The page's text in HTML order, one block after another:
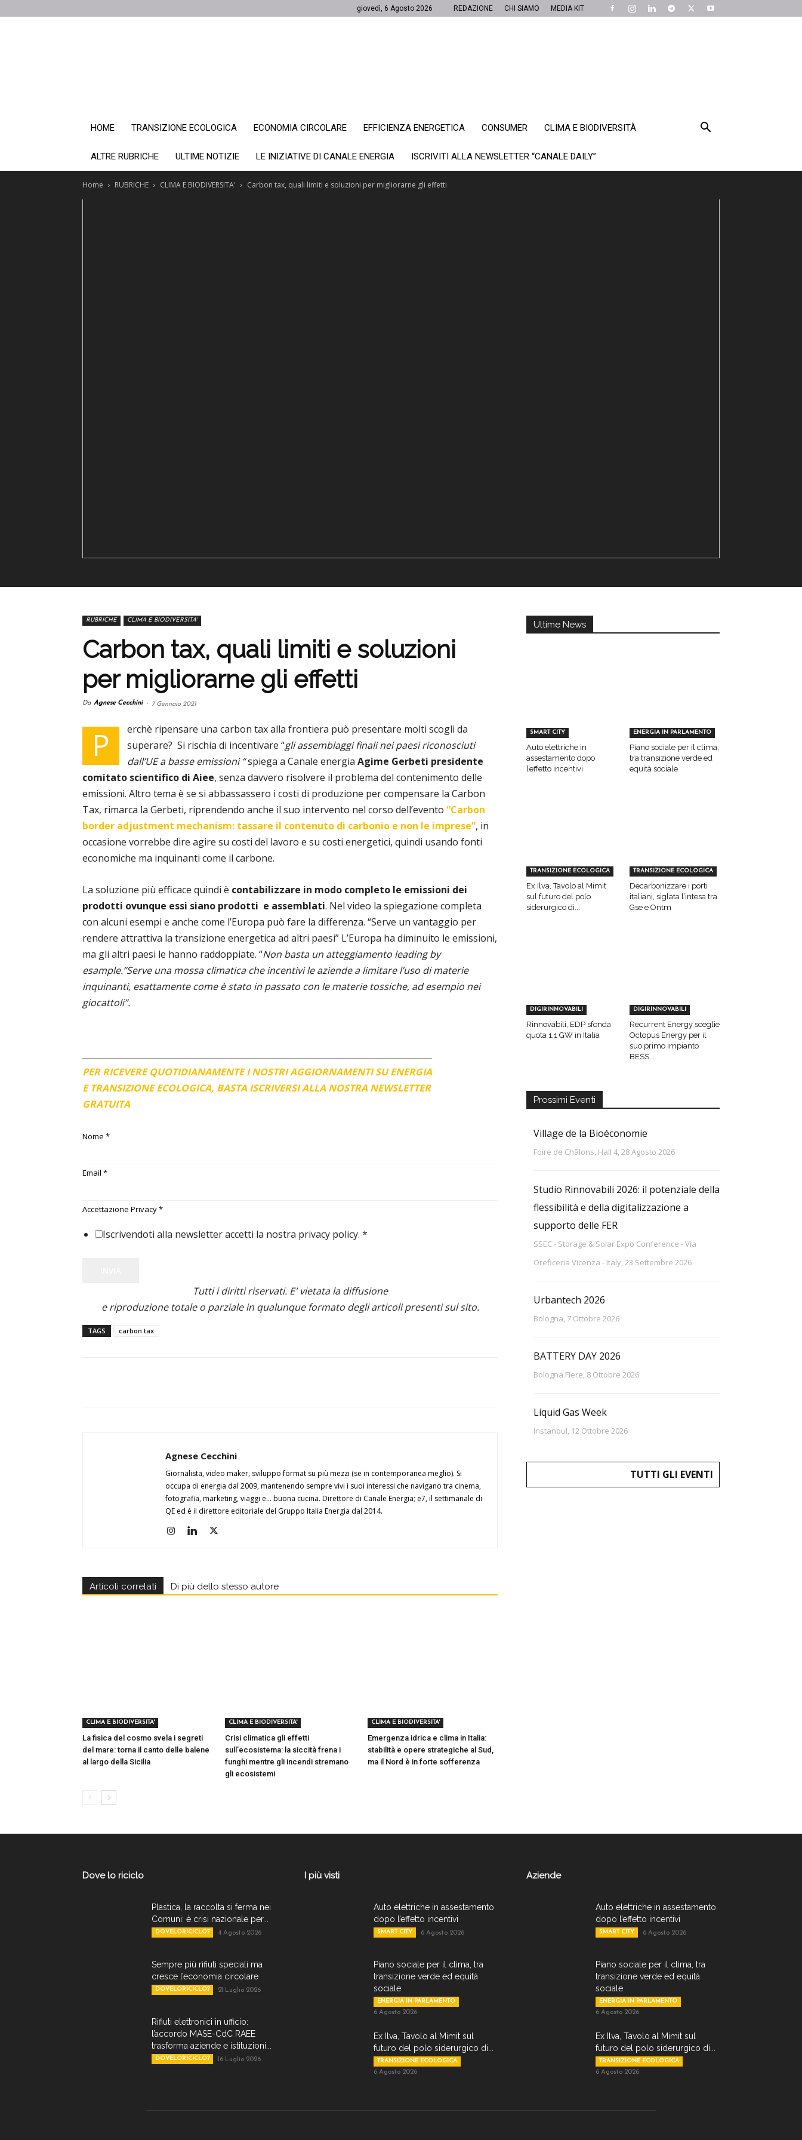
giovedì, 6 Agosto 2026 REDAZIONE CHI SIAMO MEDIA KIT
HOME TRANSIZIONE ECOLOGICA ECONOMIA CIRCOLARE EFFICIENZA ENERGETICA CONSUMER CLIMA E BIODIVERSITÀ
ALTRE RUBRICHE ULTIME NOTIZIE LE INIZIATIVE DI CANALE ENERGIA ISCRIVITI ALLA NEWSLETTER “CANALE DAILY”
Home RUBRICHE CLIMA E BIODIVERSITA' Carbon tax, quali limiti e soluzioni per migliorarne gli effetti
RUBRICHE CLIMA E BIODIVERSITA'
Carbon tax, quali limiti e soluzioni
per migliorarne gli effetti
Da Agnese Cecchini - 7 Gennaio 2021
P
erchè ripensare una carbon tax alla frontiera può presentare molti scogli da
superare? Si rischia di incentivare “gli assemblaggi finali nei paesi riconosciuti
dall’UE a basse emissioni “spiega a Canale energia Agime Gerbeti presidente
comitato scientifico di Aiee, senza davvero risolvere il problema del contenimento delle
emissioni. Altro tema è se si abbassassero i costi di produzione per compensare la Carbon
Tax, rimarca la Gerbeti, riprendendo anche il suo intervento nel corso dell’evento “Carbon
border adjustment mechanism: tassare il contenuto di carbonio e non le imprese”, in
occasione vorrebbe dire agire su costi del lavoro e su costi energetici, quindi usando fonti
economiche ma inquinanti come il carbone.
La soluzione più efficace quindi è contabilizzare in modo completo le emissioni dei
prodotti ovunque essi siano prodotti e assemblati. Nel video la spiegazione completa
con alcuni esempi e anche come l’Europa può fare la differenza. “Serve un vantaggio per
rendere attrattiva la transizione energetica ad altri paesi” L’Europa ha diminuito le emissioni,
ma gli altri paesi le hanno raddoppiate. “Non basta un atteggiamento leading by
esample.”Serve una mossa climatica che incentivi le aziende a limitare l’uso di materie
inquinanti, esattamente come è stato in passato con le materie tossiche, ad esempio nei
giocattoli”.
PER RICEVERE QUOTIDIANAMENTE I NOSTRI AGGIORNAMENTI SU ENERGIA
E TRANSIZIONE ECOLOGICA, BASTA ISCRIVERSI ALLA NOSTRA NEWSLETTER
GRATUITA
Nome *
Email *
Accettazione Privacy*
Iscrivendoti alla newsletter accetti la nostra privacy policy. *
Tutti i diritti riservati. E' vietata la diffusione
e riproduzione totale o parziale in qualunque formato degli articoli presenti sul sito.
TAGS carbon tax
Agnese Cecchini
Giornalista, video maker, sviluppo format su più mezzi (se in contemporanea meglio). Si
occupa di energia dal 2009, mantenendo sempre vivi i suoi interessi che navigano tra cinema,
fotografia, marketing, viaggi e... buona cucina. Direttore di Canale Energia; e7, il settimanale di
QE ed è il direttore editoriale del Gruppo Italia Energia dal 2014.
Articoli correlati Di più dello stesso autore
CLIMA E BIODIVERSITA'
La fisica del cosmo svela i segreti
del mare: torna il canto delle balene
al largo della Sicilia
CLIMA E BIODIVERSITA'
Crisi climatica gli effetti
sull’ecosistema: la siccità frena i
funghi mentre gli incendi stremano
gli ecosistemi
CLIMA E BIODIVERSITA'
Emergenza idrica e clima in Italia:
stabilità e opere strategiche al Sud,
ma il Nord è in forte sofferenza
Ultime News
SMART CITY
Auto elettriche in
assestamento dopo
l’effetto incentivi
ENERGIA IN PARLAMENTO
Piano sociale per il clima,
tra transizione verde ed
equità sociale
TRANSIZIONE ECOLOGICA
Ex Ilva, Tavolo al Mimit
sul futuro del polo
siderurgico di...
TRANSIZIONE ECOLOGICA
Decarbonizzare i porti
italiani, siglata l’intesa tra
Gse e Ontm
DIGIRINNOVABILI
Rinnovabili, EDP sfonda
quota 1,1 GW in Italia
DIGIRINNOVABILI
Recurrent Energy sceglie
Octopus Energy per il
suo primo impianto
BESS...
Prossimi Eventi
Village de la Bioéconomie
Foire de Châlons, Hall 4, 28 Agosto 2026
Studio Rinnovabili 2026: il potenziale della
flessibilità e della digitalizzazione a
supporto delle FER
SSEC - Storage & Solar Expo Conference - Via
Oreficeria Vicenza - Italy, 23 Settembre 2026
Urbantech 2026
Bologna, 7 Ottobre 2026
BATTERY DAY 2026
Bologna Fiere, 8 Ottobre 2026
Liquid Gas Week
Instanbul, 12 Ottobre 2026
TUTTI GLI EVENTI
Dove lo riciclo
Plastica, la raccolta si ferma nei
Comuni: è crisi nazionale per...
DOVELORICICLO? 4 Agosto 2026
Sempre più rifiuti speciali ma
cresce l’economia circolare
DOVELORICICLO? 21 Luglio 2026
Rifiuti elettronici in ufficio:
l’accordo MASE-CdC RAEE
trasforma aziende e istituzioni...
DOVELORICICLO? 16 Luglio 2026
I più visti
Auto elettriche in assestamento
dopo l’effetto incentivi
SMART CITY 6 Agosto 2026
Piano sociale per il clima, tra
transizione verde ed equità
sociale
ENERGIA IN PARLAMENTO
6 Agosto 2026
Ex Ilva, Tavolo al Mimit sul
futuro del polo siderurgico di...
TRANSIZIONE ECOLOGICA
6 Agosto 2026
Aziende
Auto elettriche in assestamento
dopo l’effetto incentivi
SMART CITY 6 Agosto 2026
Piano sociale per il clima, tra
transizione verde ed equità
sociale
ENERGIA IN PARLAMENTO
6 Agosto 2026
Ex Ilva, Tavolo al Mimit sul
futuro del polo siderurgico di...
TRANSIZIONE ECOLOGICA
6 Agosto 2026